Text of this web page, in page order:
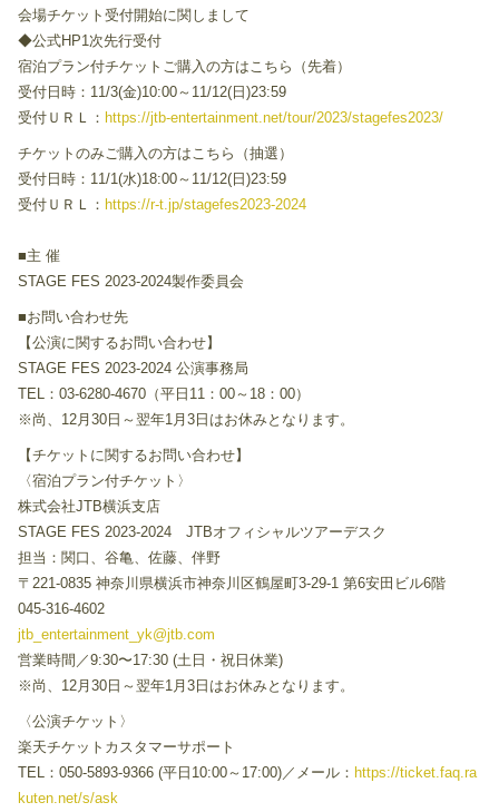
会場チケット受付開始に関しまして
◆公式HP1次先行受付
宿泊プラン付チケットご購入の方はこちら（先着）
受付日時：11/3(金)10:00～11/12(日)23:59
受付ＵＲＬ： https://jtb-entertainment.net/tour/2023/stagefes2023/
チケットのみご購入の方はこちら（抽選）
受付日時：11/1(水)18:00～11/12(日)23:59
受付ＵＲＬ： https://r-t.jp/stagefes2023-2024
■主 催
STAGE FES 2023-2024製作委員会
■お問い合わせ先
【公演に関するお問い合わせ】
STAGE FES 2023-2024 公演事務局
TEL：03-6280-4670（平日11：00～18：00）
※尚、12月30日～翌年1月3日はお休みとなります。
【チケットに関するお問い合わせ】
〈宿泊プラン付チケット〉
株式会社JTB横浜支店
STAGE FES 2023-2024 JTBオフィシャルツアーデスク
担当：関口、谷亀、佐藤、伴野
〒221-0835 神奈川県横浜市神奈川区鶴屋町3-29-1 第6安田ビル6階
045-316-4602
jtb_entertainment_yk@jtb.com
営業時間／9:30〜17:30 (土日・祝日休業)
※尚、12月30日～翌年1月3日はお休みとなります。
〈公演チケット〉
楽天チケットカスタマーサポート
TEL：050-5893-9366 (平日10:00～17:00)／メール： https://ticket.faq.ra
kuten.net/s/ask